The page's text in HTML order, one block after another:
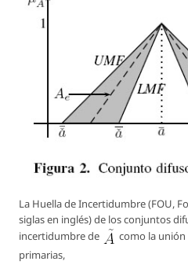
La Huella de Incertidumbre(FOU,
siglas en inglés) de los conjuntos
incertidumbre de
como la unión
primarias,